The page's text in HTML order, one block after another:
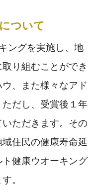
ついて
ングを実施し、地
り組むことができ
、また様々なアド
だし、受賞後１年
ただきます。その
住民の健康寿命延
健康ウオーキング
。